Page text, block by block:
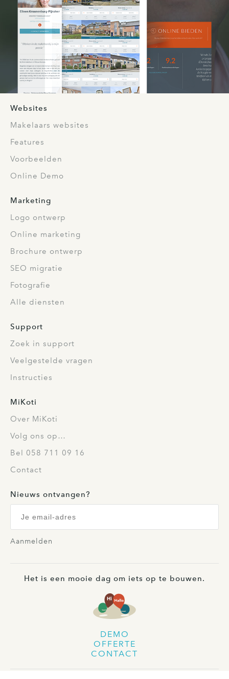
Websites
Makelaars websites
Features
Voorbeelden
Online Demo
Marketing
Logo ontwerp
Online marketing
Brochure ontwerp
SEO migratie
Fotografie
Alle diensten
Support
Zoek in support
Veelgestelde vragen
Instructies
MiKoti
Over MiKoti
Volg ons op…
Bel 058 711 09 16
Contact
Nieuws ontvangen?
Aanmelden
Het is een mooie dag om iets op te bouwen.
DEMO
OFFERTE
CONTACT